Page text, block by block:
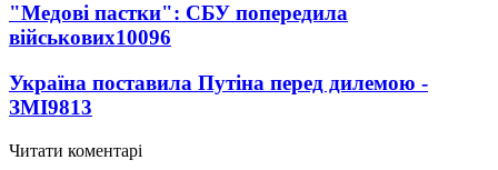
"Медові пастки": СБУ попередила
військових10096
Україна поставила Путіна перед дилемою -
ЗМІ9813
Читати коментарі